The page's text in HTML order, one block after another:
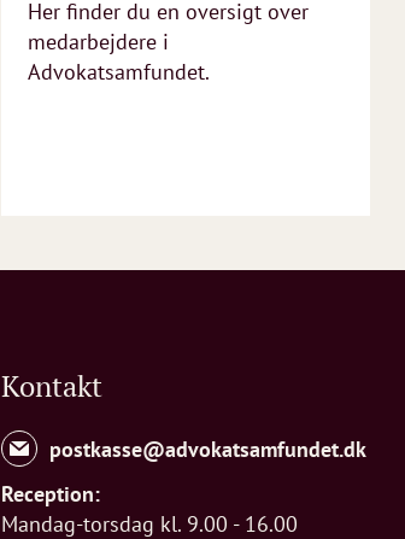
Her finder du en oversigt over
medarbejdere i
Advokatsamfundet.
Kontakt
postkasse@advokatsamfundet.dk
Reception:
Mandag-torsdag kl. 9.00 - 16.00